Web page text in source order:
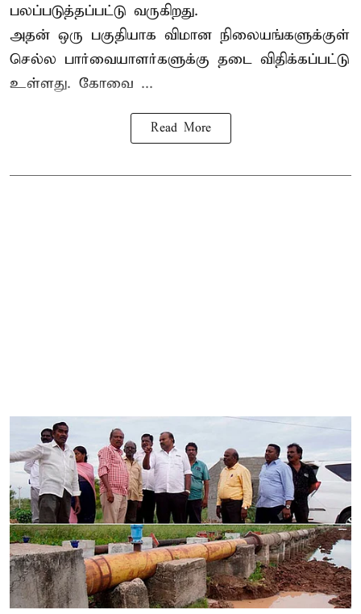
பலப்படுத்தப்பட்டு வருகிறது.
அதன் ஒரு பகுதியாக விமான நிலையங்களுக்குள்
செல்ல பார்வையாளர்களுக்கு தடை விதிக்கப்பட்டு
உள்ளது. கோவை ...
Read More